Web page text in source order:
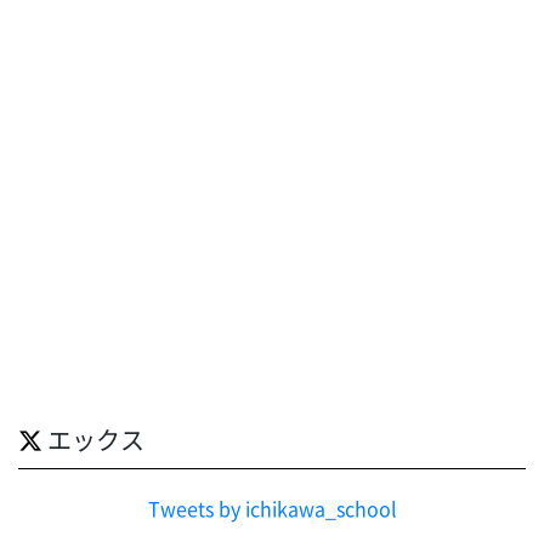
エックス
Tweets by ichikawa_school